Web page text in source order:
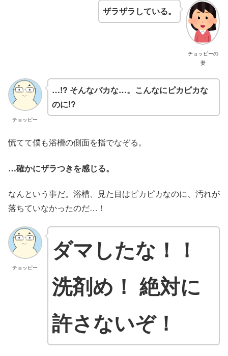
チョッピーの
妻
ザラザラしている。
チョッピー
…!? そんなバカな…。こんなにピカピカな
のに!?
慌てて僕も浴槽の側面を指でなぞる。
…確かにザラつきを感じる。
なんという事だ。浴槽、見た目はピカピカなのに、汚れが
落ちていなかったのだ…！
チョッピー
ダマしたな！！
洗剤め！ 絶対に
許さないぞ！